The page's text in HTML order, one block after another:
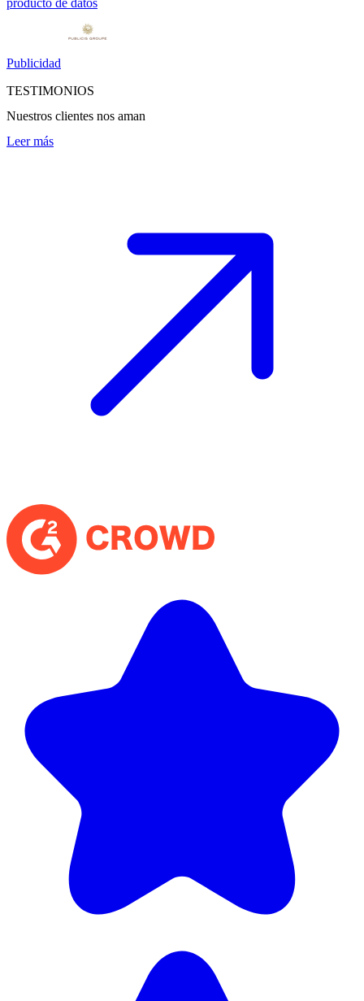
Publicidad
TESTIMONIOS
Nuestros clientes nos aman
Leer más